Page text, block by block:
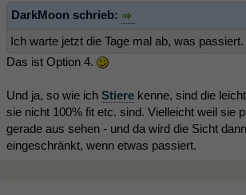
DarkMoon schrieb:
Ich warte jetzt die Tage mal ab, was passiert.
Das ist Option 4.
Und ja, so wie ich Stiere kenne, sind die
sie nicht 100% fit etc. sind. Vielleicht weil sie
gerade aus sehen - und da wird die Sicht
eingeschränkt, wenn etwas passiert.